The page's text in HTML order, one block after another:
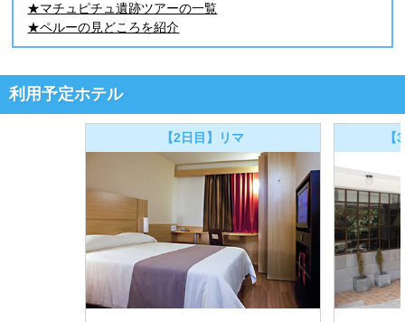
★マチュピチュ遺跡ツアーの一覧
★ペルーの見どころを紹介
利用予定ホテル
【2日目】リマ